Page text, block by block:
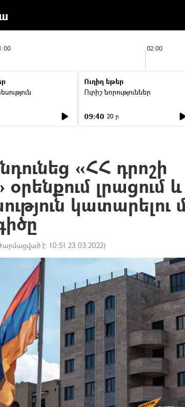
02:00
Ուղիղ եթեր
Ուրիշ նորություններ
09:40 20 ր
«ՀՀ դրոշի
լրացում և
կատարելու
է: 10:51 23.03.2022)